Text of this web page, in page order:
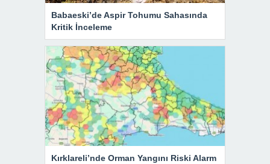
Babaeski’de Aspir Tohumu Sahasında
Kritik İnceleme
Kırklareli’nde Orman Yangını Riski Alarm